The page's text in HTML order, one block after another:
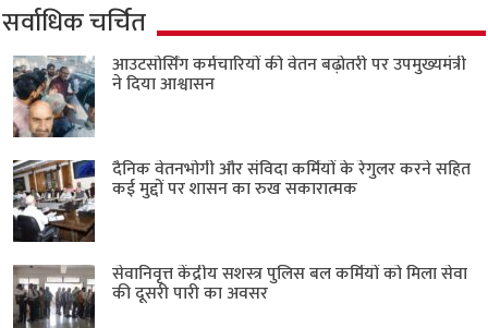
सर्वाधिक चर्चित
आउटसोर्सिंग कर्मचारियों की वेतन बढ़ोतरी पर उपमुख्यमंत्री
ने दिया आश्वासन
दैनिक वेतनभोगी और संविदा कर्मियों के रेगुलर करने सहित
कई मुद्दों पर शासन का रुख सकारात्मक
सेवानिवृत्त केंद्रीय सशस्त्र पुलिस बल ​कर्मियों को मिला सेवा
की दूसरी पारी का अवसर